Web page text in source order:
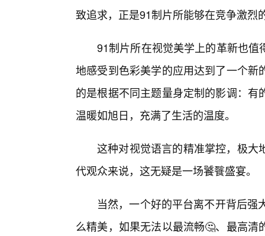
致追求，正是91制片所能够在竞争激
91制片所在视觉美学上的革新也
地感受到色彩美学的应用达到了一个
的是根据不同主题量身定制的影调：
温暖如旭日，充满了生活的温度。
这种对视觉语言的精准掌控，极大
代观众来说，这无疑是一场饕餮盛宴。
当然，一个好的平台离不开背后
么精美，如果无法以最流畅🤔、最高